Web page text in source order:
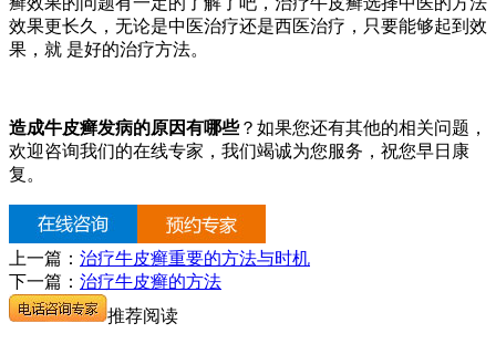
效果更长久，无论是中医治疗还是西医治疗，只要能够起到效
果，就 是好的治疗方法。
造成牛皮癣发病的原因有哪些？如果您还有其他的相关问题，
欢迎咨询我们的在线专家，我们竭诚为您服务，祝您早日康
复。
上一篇： 治疗牛皮癣重要的方法与时机
下一篇： 治疗牛皮癣的方法
推荐阅读